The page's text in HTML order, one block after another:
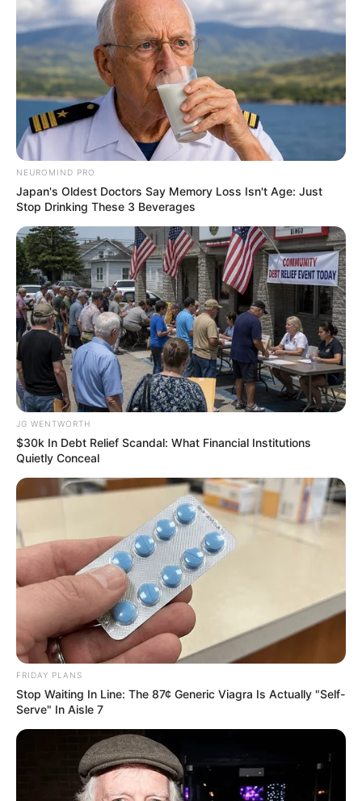
แบ่งปัน
ดวงรายวันวันนี้
ประจำวันจันทร์ 15 มกราคม 2567
ดวงคนเกิดวันอาทิตย์
ไพ่ประจำวันของท่าน คือ ไพ่อุปสรรค
วันนี้อาจต้องทำใจหน่อย และควรหาแผนสำรองในชีวิตไว้
ดูเหมือนวางแผนอะไรไว้ก็จะติดขัด การงานเกิดปัญหาก็
เพราะคนอื่น เราต้องเข้าไปแก้ไขเอง ใครค้าขายจะเจอ
มนุษย์ลุงมนุษย์ป้า การเงินระวังตกหลุมพรางของการกู้
ดวงคนเกิดวันจันทร์
NEUROMIND PRO
Japan's Oldest Doctors Say Memory Loss Isn't Age: Just
Stop Drinking These 3 Beverages
JG WENTWORTH
$30k In Debt Relief Scandal: What Financial Institutions
Quietly Conceal
FRIDAY PLANS
Stop Waiting In Line: The 87¢ Generic Viagra Is Actually "Self-
Serve" In Aisle 7